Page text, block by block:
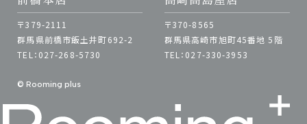
〒379-2111
群馬県前橋市飯土井町692-2
TEL：027-268-5730
〒370-8565
群馬県高崎市旭町45番地 5階
TEL：027-330-3953
© Rooming plus